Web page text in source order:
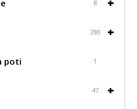
8
+
280
poti 1
+
47